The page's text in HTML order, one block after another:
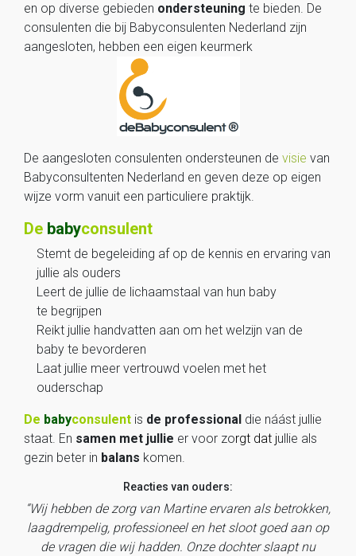
en op diverse gebieden ondersteuning te bieden. De
consulenten die bij Babyconsulenten Nederland zijn
aangesloten, hebben een eigen keurmerk
De aangesloten consulenten ondersteunen de visie van
Babyconsultenten Nederland en geven deze op eigen
wijze vorm vanuit een particuliere praktijk.
De babyconsulent
Stemt de begeleiding af op de kennis en ervaring van
jullie als ouders
Leert de jullie de lichaamstaal van hun baby
te begrijpen
Reikt jullie handvatten aan om het welzijn van de
baby te bevorderen
Laat jullie meer vertrouwd voelen met het
ouderschap
De babyconsulent is de professional die náást jullie
staat. En samen met jullie er voor zorgt dat jullie als
gezin beter in balans komen.
Reacties van ouders:
“Wij hebben de zorg van Martine ervaren als betrokken,
laagdrempelig, professioneel en het sloot goed aan op
de vragen die wij hadden. Onze dochter slaapt nu